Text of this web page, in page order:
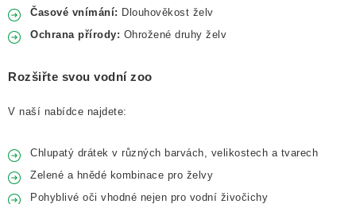
Časové vnímání: Dlouhověkost želv
Ochrana přírody: Ohrožené druhy želv
Rozšiřte svou vodní zoo
V naší nabídce najdete:
Chlupatý drátek v různých barvách, velikostech a tvarech
Zelené a hnědé kombinace pro želvy
Pohyblivé oči vhodné nejen pro vodní živočichy